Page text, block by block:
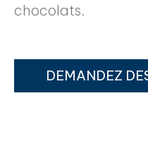
chocolats.
DEMANDEZ